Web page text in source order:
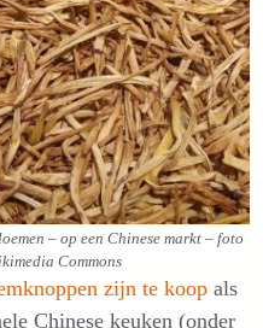
– op een Chinese markt – foto
Commons
zijn te koop als
Chinese keuken (onder